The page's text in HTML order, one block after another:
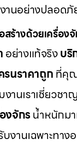
านอย่างปลอดภั
ร้างด้วยเครื่อ
อย่างแท้จริงบริ
รนราคาถูกที่คุ
านเราเชี่ยวชา
งจักรน้ำหนักม
งานเฉพาะทาง